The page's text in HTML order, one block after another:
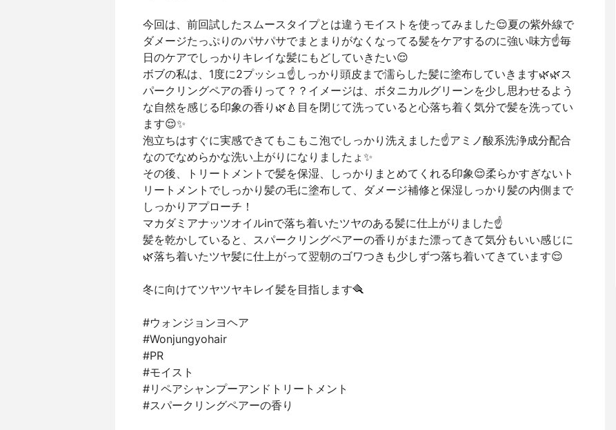
今回は、前回試したスムースタイプとは違うモイストを使ってみました😌夏の紫外線で
ダメージたっぷりのパサパサでまとまりがなくなってる髪をケアするのに強い味方☝️毎
日のケアでしっかりキレイな髪にもどしていきたい😌
ボブの私は、1度に2プッシュ☝️しっかり頭皮まで濡らした髪に塗布していきます🌿🌿ス
パークリングペアの香りって？？イメージは、ボタニカルグリーンを少し思わせるよう
な自然を感じる印象の香り🌿🍐目を閉じて洗っていると心落ち着く気分で髪を洗ってい
ます😌✨
泡立ちはすぐに実感できてもこもこ泡でしっかり洗えました☝️アミノ酸系洗浄成分配合
なのでなめらかな洗い上がりになりましたょ✨
その後、トリートメントで髪を保湿、しっかりまとめてくれる印象😌柔らかすぎないト
リートメントでしっかり髪の毛に塗布して、ダメージ補修と保湿しっかり髪の内側まで
しっかりアプローチ！
マカダミアナッツオイルinで落ち着いたツヤのある髪に仕上がりました☝️
髪を乾かしていると、スパークリングペアーの香りがまた漂ってきて気分もいい感じに
🌿落ち着いたツヤ髪に仕上がって翌朝のゴワつきも少しずつ落ち着いてきています😌
冬に向けてツヤツヤキレイ髪を目指します🪮
#ウォンジョンヨヘア
#Wonjungyohair
#PR
#モイスト
#リペアシャンプーアンドトリートメント
#スパークリングペアーの香り